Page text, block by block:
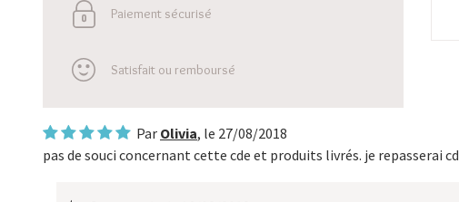
Paiement sécurisé
Satisfait ou remboursé
Par Olivia, le 27/08/2018
pas de souci concernant cette cde et produits livrés. je repasserai